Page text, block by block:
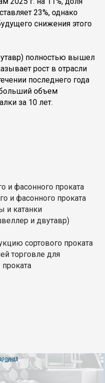
23%, однако
снижения этого
полностью вышел
рост в отрасли
последнего года
объем
за 10 лет.
и фасонного проката
и фасонного проката
и катанки
и двутавр)
сортового проката
торговле для
проката